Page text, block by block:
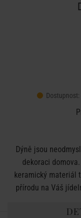
Dostupnost:
Dýně jsou
dekoraci
keramický materiál
přírodu na Váš